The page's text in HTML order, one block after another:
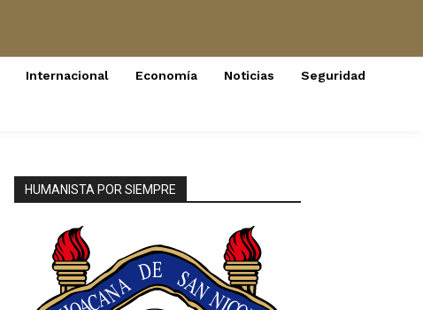
Internacional Economía Noticias Seguridad
HUMANISTA POR SIEMPRE